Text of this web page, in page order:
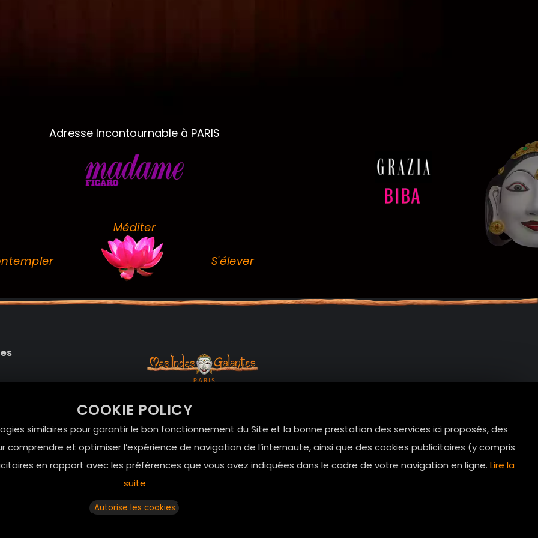
COOKIE POLICY
similaires pour garantir le bon fonctionnement du Site et la bonne prestation des services ici proposés, des
et optimiser l’expérience de navigation de l’internaute, ainsi que des cookies publicitaires (y compris
en rapport avec les préférences que vous avez indiquées dans le cadre de votre navigation en ligne. Lire la
suite
Autorise les cookies
Adresse Incontournable à PARIS
Méditer
S'élever
Le Marais, 75004 Paris
01.42.72.42.51
Horaires d’ouverture: 11h - 19h30 Du